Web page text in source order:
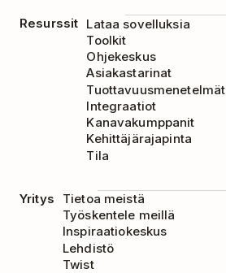
Resurssit Lataa sovelluksia
Toolkit
Ohjekeskus
Asiakastarinat
Tuottavuusmenetelmät
Integraatiot
Kanavakumppanit
Kehittäjärajapinta
Tila
Yritys
Tietoa meistä
Työskentele meillä
Inspiraatiokeskus
Lehdistö
Twist